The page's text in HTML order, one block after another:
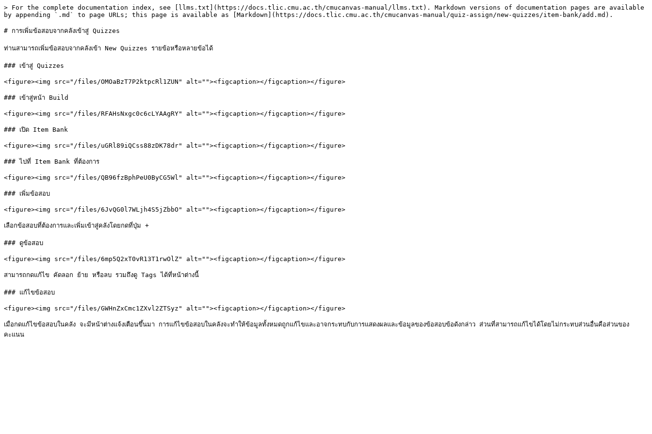
> For the complete documentation index, see [llms.txt](https://docs.tlic.cmu.ac.th/cmucanvas-manual/llms.txt). Markdown versions of documentation pages are available
by appending `.md` to page URLs; this page is available as [Markdown](https://docs.tlic.cmu.ac.th/cmucanvas-manual/quiz-assign/new-quizzes/item-bank/add.md).
# การเพิ่มข้อสอบจากคลังเข้าสู่ Quizzes
ท่านสามารถเพิ่มข้อสอบจากคลังเข้า New Quizzes รายข้อหรือหลายข้อได้
### เข้าสู่ Quizzes
<figure><img src="/files/OMOaBzT7P2ktpcRl1ZUN" alt=""><figcaption></figcaption></figure>
### เข้าสู่หน้า Build
<figure><img src="/files/RFAHsNxgc0c6cLYAAgRY" alt=""><figcaption></figcaption></figure>
### เปิด Item Bank
<figure><img src="/files/uGRl89iQCss88zDK78dr" alt=""><figcaption></figcaption></figure>
### ไปที่ Item Bank ที่ต้องการ
<figure><img src="/files/QB96fzBphPeU0ByCG5Wl" alt=""><figcaption></figcaption></figure>
### เพิ่มข้อสอบ
<figure><img src="/files/6JvQG0l7WLjh4S5jZbbO" alt=""><figcaption></figcaption></figure>
เลือกข้อสอบที่ต้องการและเพิ่มเข้าสู่คลังโดยกดที่ปุ่ม +
### ดูข้อสอบ
<figure><img src="/files/6mp5Q2xT0vR13T1rwOlZ" alt=""><figcaption></figcaption></figure>
สามารถกดแก้ไข คัดลอก ย้าย หรือลบ รวมถึงดู Tags ได้ที่หน้าต่างนี้
### แก้ไขข้อสอบ
<figure><img src="/files/GWHnZxCmc1ZXvl2ZTSyz" alt=""><figcaption></figcaption></figure>
เมื่อกดแก้ไขข้อสอบในคลัง จะมีหน้าต่างแจ้งเตือนขึ้นมา การแก้ไขข้อสอบในคลังจะทำให้ข้อมูลทั้งหมดถูกแก้ไขและอาจกระทบกับการแสดงผลและข้อมูลของข้อสอบข้อดังกล่าว ส่วนที่สามารถแก้ไขได้โดยไม่กระทบส่วนอื่นคือส่วนของ